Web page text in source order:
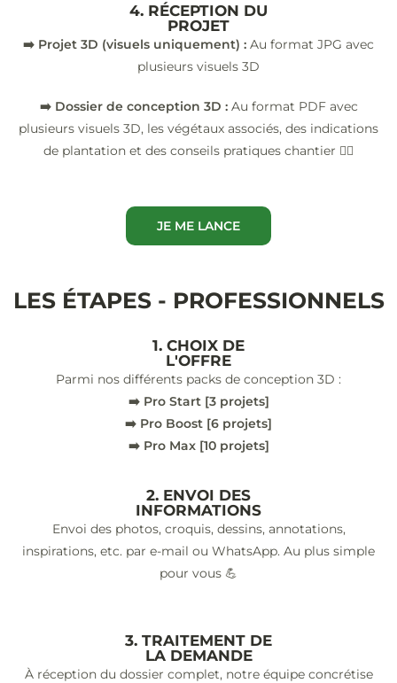
4. RÉCEPTION DU
PROJET
➡️ Projet 3D (visuels uniquement) : Au format JPG avec
plusieurs visuels 3D
➡️ Dossier de conception 3D :Au format PDF avec
plusieurs visuels 3D, les végétaux associés, des indications
de plantation et des conseils pratiques chantier 👷‍♂️
JE ME LANCE
LES ÉTAPES - PROFESSIONNELS
1. CHOIX DE
L'OFFRE
Parmi nos différents packs de conception 3D :
➡️ Pro Start [3 projets]
➡️ Pro Boost [6 projets]
➡️ Pro Max [10 projets]
2. ENVOI DES
INFORMATIONS
Envoi des photos, croquis, dessins, annotations,
inspirations, etc. par e-mail ou WhatsApp. Au plus simple
pour vous 💪
3. TRAITEMENT DE
LA DEMANDE
À réception du dossier complet, notre équipe concrétise